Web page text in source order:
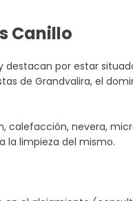
Canillo
destacan por estar
de Grandvalira, el
calefacción, nevera,
la limpieza del mismo.